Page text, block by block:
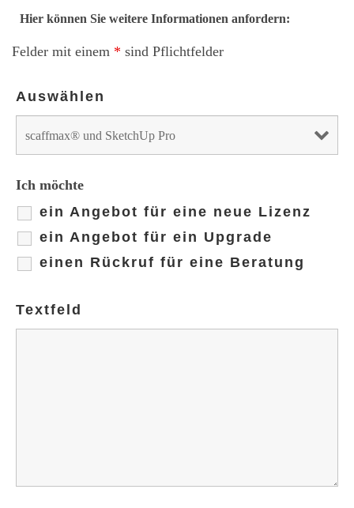
Hier können Sie weitere Informationen anfordern:
Felder mit einem * sind Pflichtfelder
Auswählen
Ich möchte
ein Angebot für eine neue Lizenz
ein Angebot für ein Upgrade
einen Rückruf für eine Beratung
Textfeld